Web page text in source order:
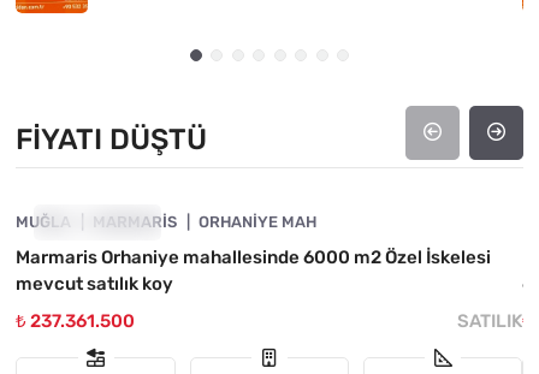
FIYATI DÜŞTÜ
FIYATI DÜŞTÜ
MUĞLA MARMARIS ORHANIYE MAH
Marmaris Orhaniye mahallesinde 6000 m2 Özel İskelesi
mevcut satılık koy
₺ 237.361.500
SATILIK₺